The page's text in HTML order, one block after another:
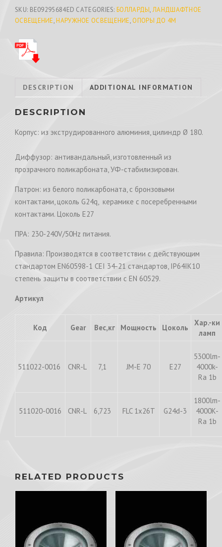
SKU: BE09295684ED CATEGORIES:БОЛЛАРДЫ,ЛАНДШАФТНОЕ
ОСВЕЩЕНИЕ,НАРУЖНОЕ ОСВЕЩЕНИЕ, ОПОРЫ ДО 4М
DESCRIPTION ADDITIONAL INFORMATION
DESCRIPTION
Корпус: из экструдированного алюминия, цилиндр Ø 180.
Диффузор: антивандальный, изготовленный из
прозрачного поликарбоната, УФ-стабилизирован.
Патрон: из белого поликарбоната, с бронзовыми
контактами, цоколь G24q, керамике с посеребренными
контактами. Цоколь E27
ПРА: 230-240V/50Hz питания.
Правила: Производятся в соответствии с действующим
стандартом EN60598-1 CEI 34-21 стандартов, IP64IK10
степень защиты в соответствии с EN 60529.
Артикул
Код Gear Вес,кг Мощность Цоколь
Хар.-ки
ламп
511022-0016 CNR-L 7,1 JM-E 70 E27
5300lm-
4000k-
Ra 1b
511020-0016 CNR-L 6,723 FLC 1x26T G24d-3
1800lm-
4000K-
Ra 1b
RELATED PRODUCTS